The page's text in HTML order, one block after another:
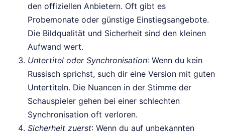
den offiziellen Anbietern. Oft gibt es
Probemonate oder günstige Einstiegsangebote.
Die Bildqualität und Sicherheit sind den kleinen
Aufwand wert.
Untertitel oder Synchronisation: Wenn du kein
Russisch sprichst, such dir eine Version mit guten
Untertiteln. Die Nuancen in der Stimme der
Schauspieler gehen bei einer schlechten
Synchronisation oft verloren.
Sicherheit zuerst: Wenn du auf unbekannten